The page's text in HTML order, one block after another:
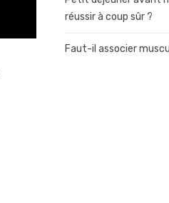
réussir à coup sûr ?
Faut-il associer